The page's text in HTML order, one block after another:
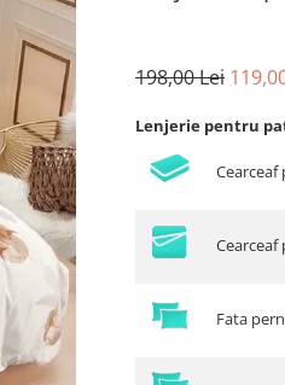
198,00 Lei
Lenjerie pentru
Cearceaf
Cearceaf
Fata